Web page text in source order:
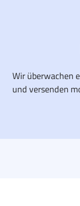
Wir überwachen
und versenden